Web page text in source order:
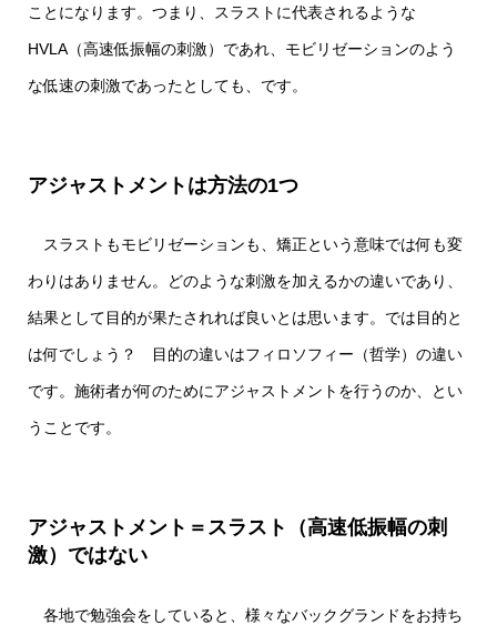
ことになります。つまり、スラストに代表されるような
HVLA（高速低振幅の刺激）であれ、モビリゼーションのよう
な低速の刺激であったとしても、です。
アジャストメントは方法の1つ
スラストもモビリゼーションも、矯正という意味では何も変
わりはありません。どのような刺激を加えるかの違いであり、
結果として目的が果たされれば良いとは思います。では目的と
は何でしょう？ 目的の違いはフィロソフィー（哲学）の違い
です。施術者が何のためにアジャストメントを行うのか、とい
うことです。
アジャストメント＝スラスト（高速低振幅の刺
激）ではない
各地で勉強会をしていると、様々なバックグランドをお持ち